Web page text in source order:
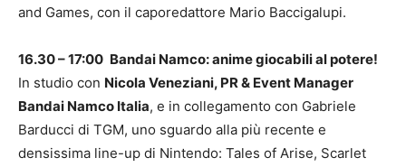
and Games, con il caporedattore Mario Baccigalupi.
16.30 – 17:00 Bandai Namco: anime giocabili al potere!
In studio con Nicola Veneziani, PR & Event Manager
Bandai Namco Italia, e in collegamento con Gabriele
Barducci di TGM, uno sguardo alla più recente e
densissima line-up di Nintendo: Tales of Arise, Scarlet